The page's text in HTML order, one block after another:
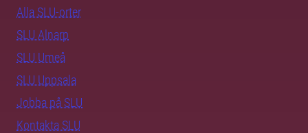
Alla SLU-orter
SLU Alnarp
SLU Umeå
SLU Uppsala
Jobba på SLU
Kontakta SLU